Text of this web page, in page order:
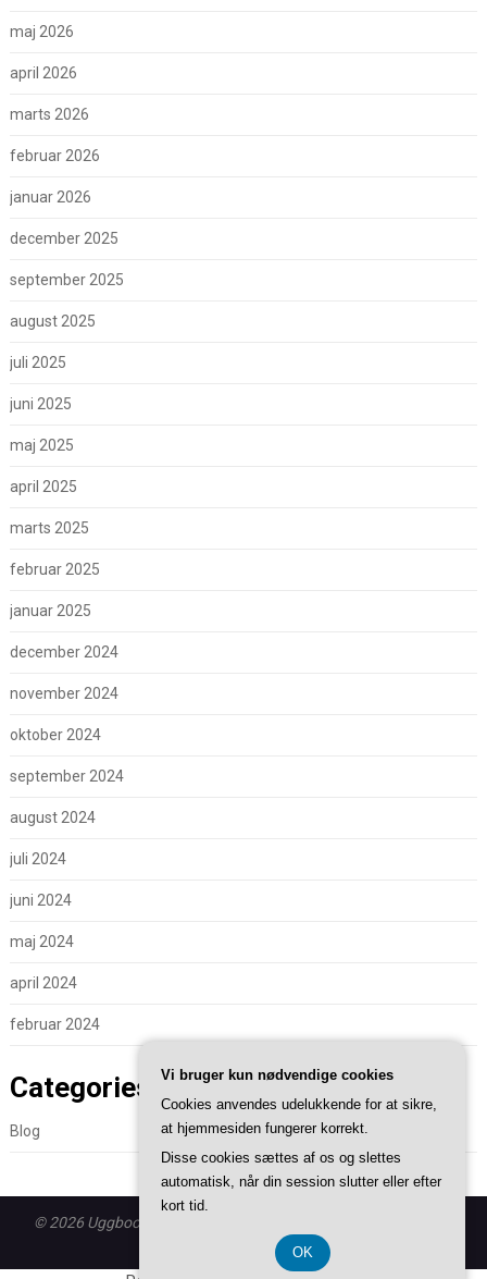
maj 2026
april 2026
marts 2026
februar 2026
januar 2026
december 2025
september 2025
august 2025
juli 2025
juni 2025
maj 2025
april 2025
marts 2025
februar 2025
januar 2025
december 2024
november 2024
oktober 2024
september 2024
august 2024
juli 2024
juni 2024
maj 2024
april 2024
februar 2024
Categories
Blog
© 2026 Uggboots.dk - WordPress theme by
Vi bruger kun nødvendige cookies
Cookies anvendes udelukkende for at sikre,
at hjemmesiden fungerer korrekt.
Disse cookies sættes af os og slettes
automatisk, når din session slutter eller efter
kort tid.
OK